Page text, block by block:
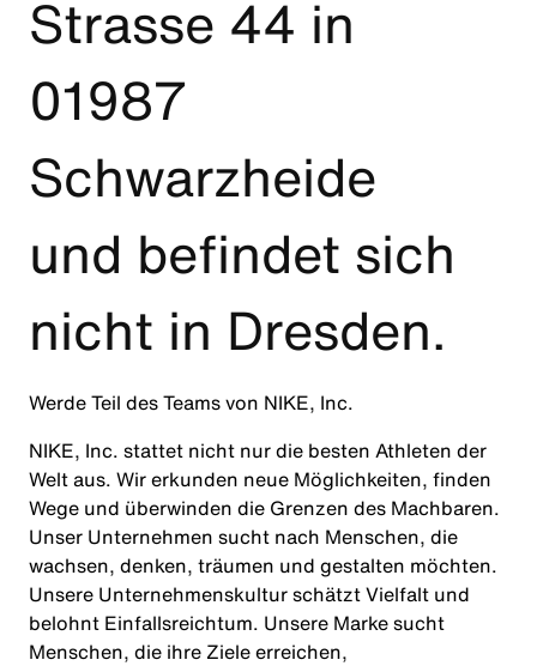
Strasse 44 in
01987
Schwarzheide
und befindet sich
nicht in Dresden.
Werde Teil des Teams von NIKE, Inc.
NIKE, Inc. stattet nicht nur die besten Athleten der
Welt aus. Wir erkunden neue Möglichkeiten, finden
Wege und überwinden die Grenzen des Machbaren.
Unser Unternehmen sucht nach Menschen, die
wachsen, denken, träumen und gestalten möchten.
Unsere Unternehmenskultur schätzt Vielfalt und
belohnt Einfallsreichtum. Unsere Marke sucht
Menschen, die ihre Ziele erreichen,